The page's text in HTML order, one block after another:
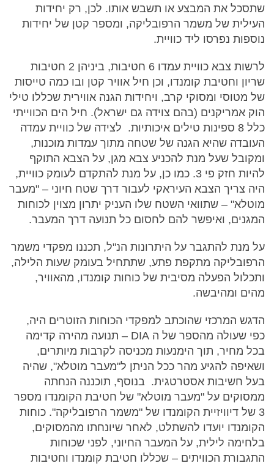
שתסכל את המבצע או תשבש אותו. לכן, רק יחידות
העילית של משמר הרפובליקה, ומספר קטן של יחידות
נוספות נפרסו ליד כוויית.
לרשות צבא כוויית עמדו 6 חטיבות, ביניהן 2 חטיבות
שריון וחטיבת קומנדו, וכן חיל אוויר קטן ובו כמה טייסות
של מטוסי ומסוקי קרב, ויחידות הגנה אווירית שכללו טילי
הוק אמריקנים (בהם צוידה גם ישראל). חיל הים הכווייתי
כלל 8 ספינות טילים איכותיות. לצידה של כוויית עמדה
העובדה שהיא הגנה של שטחה מתוך עמדות מוכנות,
ומקובל שעל מנת להכניע צבא מגן, על הצבא התוקף
להיות חזק פי 3. כמו כן, על מנת להתקדם לעומק כוויית,
היה צריך הצבא העיראקי לעבור דרך שטח חיוני – "מעבר
מוטלא" – שתוואי השטח שלו העניק יתרון מצוין לכוחות
המגנים, ואיפשר להם לחסום כל תנועה דרך המעבר.
על מנת להתגבר על היתרונות הנ"ל, תכננו מפקדי משמר
הרפובליקה מתקפת פתע, שתתחיל בעומק שעות הלילה,
ותכלול הפעלה מסיבית של כוחות קומנדו, מהאוויר,
מהים ומהיבשה.
הדגש המרכזי שהוכתב למפקדי הכוחות הזוטרים היה,
כפי שעולה מהספר של ה DIA – תנועה מהירה קדימה
בכל מחיר, תוך הימנעות מכניסה לקרבות מיותרים,
ושאיפה להגיע מהר ככל הניתן ל"מעבר מוטלא", שהיה
בעל חשיבות אסטרטגית. בנוסף, תוכננה הנחתה
ממסוקים על "מעבר מוטלא" של חטיבת הקומנדו מספר
3 של דיוויזיית הקומנדו של "משמר הרפובליקה". כוחות
הקומנדו יועדו להשתלט, לאחר שיונחתו מהמסוקים,
בלחימה לילית, על המעבר החיוני, לפני שכוחות
התגבורת הכוויתים – שכללו חטיבת קומנדו וחטיבות